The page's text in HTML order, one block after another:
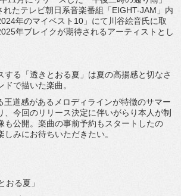
たテレビ朝日系音楽番組「EIGHT-JAM」内
年のマイベスト10」にて川谷絵音氏に取
年ブレイクが期待されるアーティストとし
する「透きとおる夏」は夏の高揚感と切なさ
で描いた楽曲。
王道感があるメロディラインが特徴のサマー
、今回のリリース決定に伴いがらり本人が制
も公開。楽曲の事前予約もスタートしたの
みにお待ちいただきたい。
おる夏」